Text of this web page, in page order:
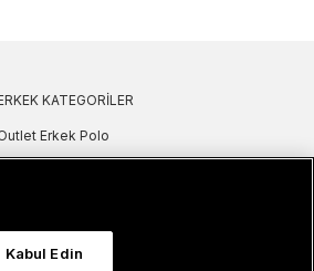
KATEGORILER
Erkek Polo
Erkek T-Shirt
Kabul Edin